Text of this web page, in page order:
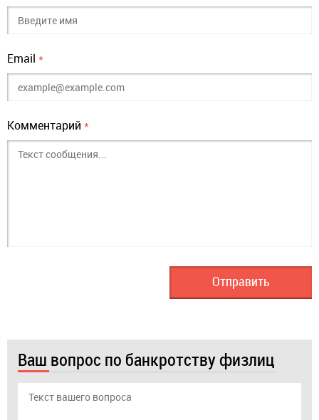
Email *
Комментарий *
Ваш вопрос по банкротству физлиц